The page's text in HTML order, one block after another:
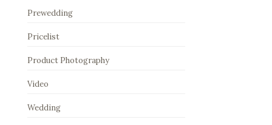
Prewedding
Pricelist
Product Photography
Video
Wedding